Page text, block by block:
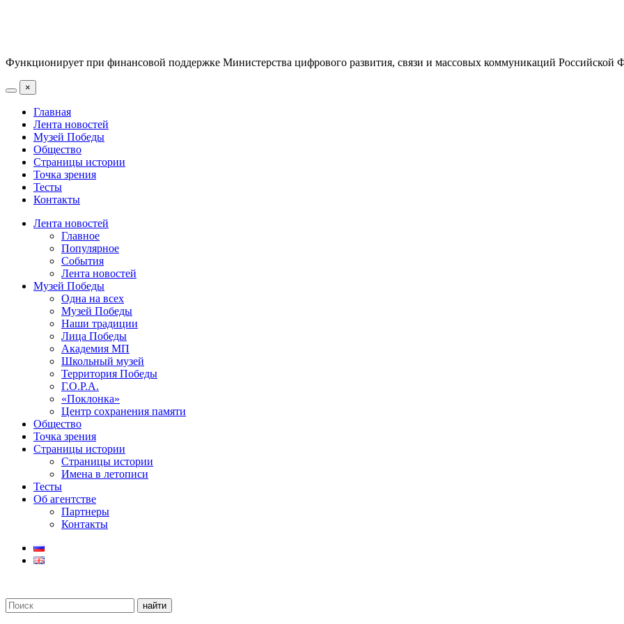
Функционирует при финансовой поддержке Министерства цифрового развития, связи и массовых коммуникаций Российской
×
Главная
Лента новостей
Музей Победы
Общество
Страницы истории
Точка зрения
Тесты
Контакты
Лента новостей
Главное
Популярное
События
Лента новостей
Музей Победы
Одна на всех
Музей Победы
Наши традиции
Лица Победы
Академия МП
Школьный музей
Территория Победы
Г.О.Р.А.
«Поклонка»
Центр сохранения памяти
Общество
Точка зрения
Страницы истории
Страницы истории
Имена в летописи
Тесты
Об агентстве
Партнеры
Контакты